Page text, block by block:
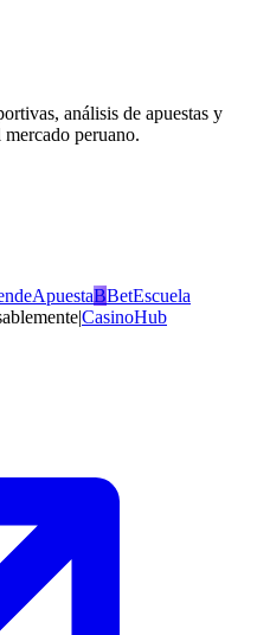
análisis de apuestas y
mercado peruano.
BBetEscuela
|CasinoHub